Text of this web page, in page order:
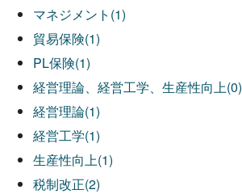
マネジメント(1)
貿易保険(1)
PL保険(1)
経営理論、経営工学、生産性向上(0)
経営理論(1)
経営工学(1)
生産性向上(1)
税制改正(2)